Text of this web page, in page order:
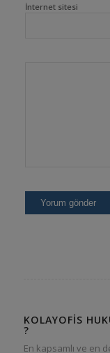
İnternet sitesi
KOLAYOFIS
?
En kapsamlı ve en